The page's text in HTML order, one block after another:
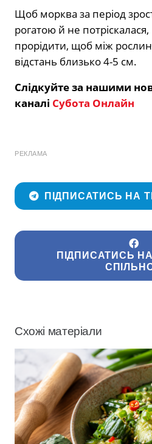
Щоб морква за період
рогатою й не потріскалася,
прорідити, щоб між
відстань близько 4-5 см.
Слідкуйте за нашими
каналі Субота Онлайн
РЕКЛАМА
ПІДПИСАТИСЬ НА
ПІДПИСАТИСЬ НА
Схожі матеріали